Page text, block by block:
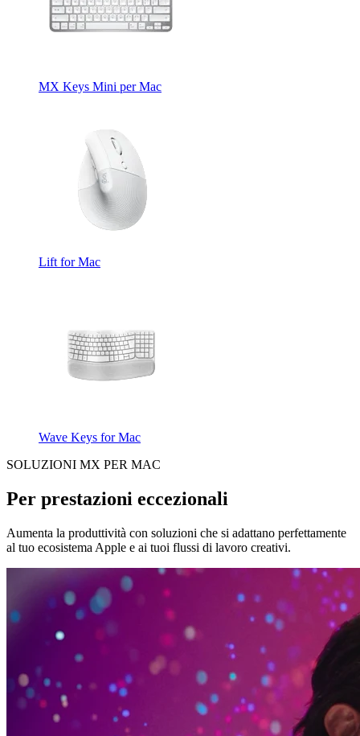
MX Keys Mini per Mac
Lift for Mac
Wave Keys for Mac
SOLUZIONI MX PER MAC
Per prestazioni eccezionali
Aumenta la produttività con soluzioni che si adattano perfettamente
al tuo ecosistema Apple e ai tuoi flussi di lavoro creativi.